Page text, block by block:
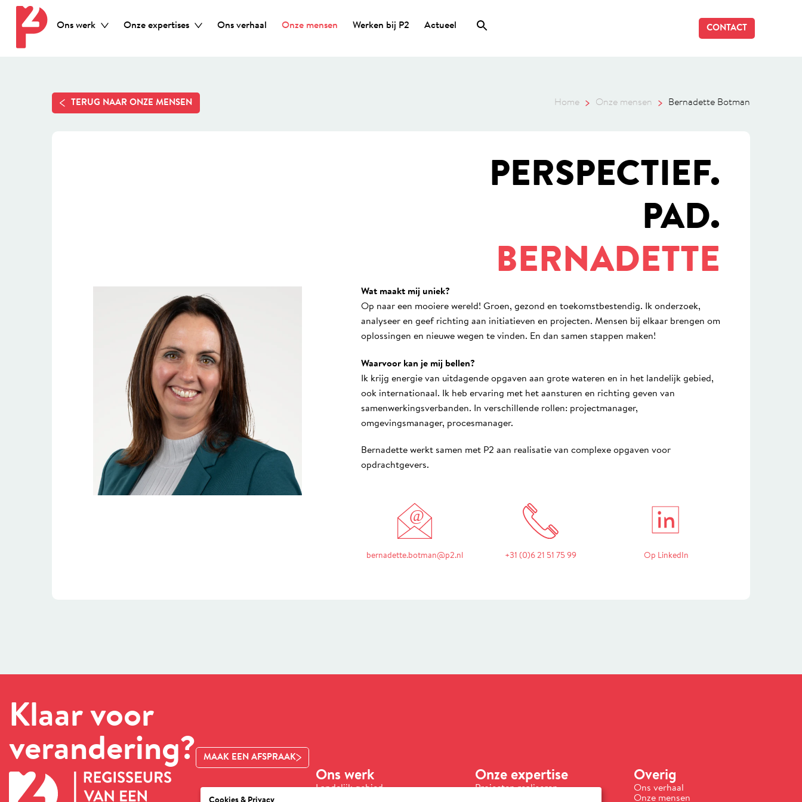
Ons werk Onze expertises Ons verhaal Onze mensen Werken bij P2 Actueel CONTACT
TERUG NAAR ONZE MENSEN Home Onze mensen Bernadette Botman
PERSPECTIEF.
PAD.
BERNADETTE
Wat maakt mij uniek?
Op naar een mooiere wereld! Groen, gezond en toekomstbestendig. Ik onderzoek,
analyseer en geef richting aan initiatieven en projecten. Mensen bij elkaar brengen om
oplossingen en nieuwe wegen te vinden. En dan samen stappen maken!
Waarvoor kan je mij bellen?
Ik krijg energie van uitdagende opgaven aan grote wateren en in het landelijk gebied,
ook internationaal. Ik heb ervaring met het aansturen en richting geven van
samenwerkingsverbanden. In verschillende rollen: projectmanager,
omgevingsmanager, procesmanager.
Bernadette werkt samen met P2 aan realisatie van complexe opgaven voor
opdrachtgevers.
@
bernadette.botman@p2.nl +31 (0)6 21 51 75 99
in
Op LinkedIn
Klaar voor
verandering?
MAAK EEN AFSPRAAK
Ons werk
Landelijk gebied
Onze expertise
Projecten realiseren
Overig
Ons verhaal
Onze mensen